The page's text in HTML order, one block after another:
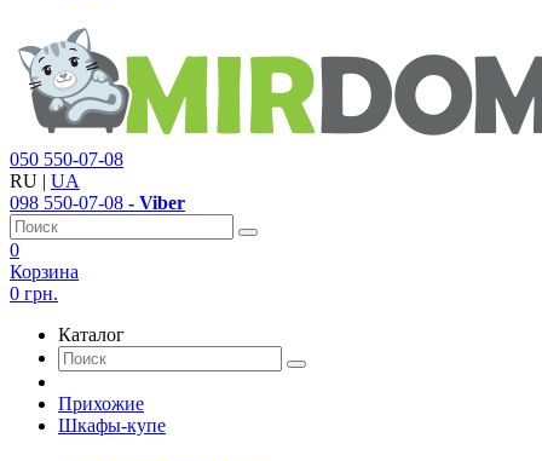
050 550-07-08
RU | UA
098 550-07-08 - Viber
0
Корзина
0 грн.
Каталог
Прихожие
Шкафы-купе